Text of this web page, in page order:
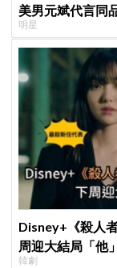
美男元斌代言同
明星
Disney+《殺人
周迎大結局「他
韓劇